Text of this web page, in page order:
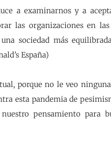
a examinarnos y a
las organizaciones en las
sociedad más
España)
porque no le veo
esta pandemia de
pensamiento para